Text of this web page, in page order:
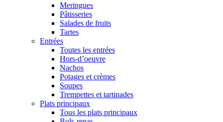
Meringues
Pâtisseries
Salades de fruits
Tartes
Entrées
Toutes les entrées
Hors-d’oeuvre
Nachos
Potages et crèmes
Soupes
Trempettes et tartinades
Plats principaux
Tous les plats principaux